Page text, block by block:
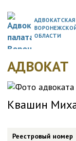
АДВОКАТСКАЯ
ОБЛАСТИ
АДВОКАТ
Квашин
Реестровый номер